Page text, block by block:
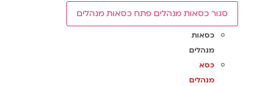
סגור כסאות מנהלים פתח כסאות מנהלים
כסאות
מנהלים
כסא
מנהלים